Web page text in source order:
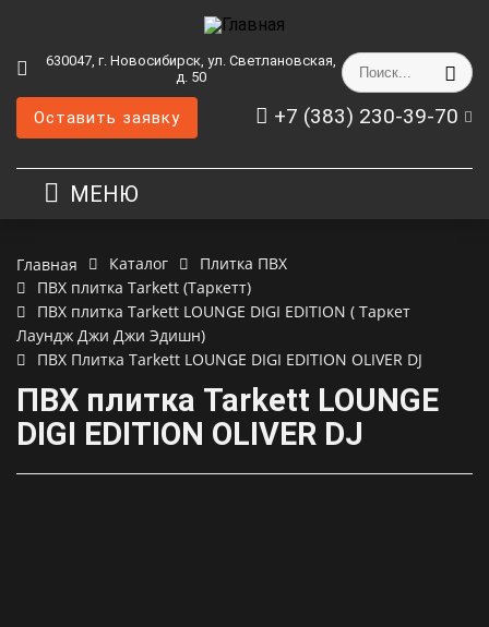
630047, г. Новосибирск, ул. Светлановская,
д. 50
+7 (383) 230-39-70
Оставить заявку
МЕНЮ
Главная Каталог
Плитка ПВХ
ПВХ плитка Tarkett (Таркетт)
ПВХ плитка Tarkett LOUNGE DIGI EDITION ( Таркет
Лаундж Джи Джи Эдишн)
ПВХ Плитка Tarkett LOUNGE DIGI EDITION OLIVER DJ
ПВХ плитка Tarkett LOUNGE
DIGI EDITION OLIVER DJ